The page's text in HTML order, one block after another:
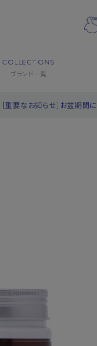
COLLECTIONS
ブランド一覧
［重要なお知らせ］お盆期